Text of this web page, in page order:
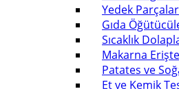
Yedek Parçalar
Gıda
Sıcaklık
Makarna
Patates ve
Et ve Kemik